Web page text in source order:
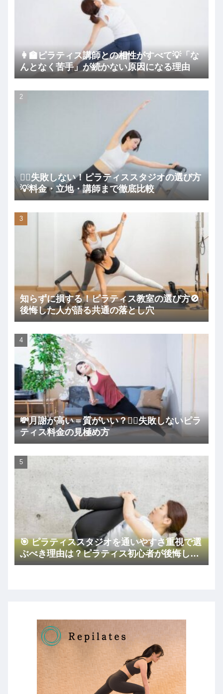
👩‍🏫ピラティス講師との相性がすべて💡「な
んとなく苦手」が続かない原因になる理由
🧘‍♀️失敗しない！ピラティススタジオの選び方
💡料金・立地・講師まで徹底比較
知らずに損する！ピラティス教室の選び方🚫
後悔した人が語る共通の落とし穴
💸月謝が高い＝質がいい？🧘‍♀️失敗しないピラ
ティス料金の見極め方
🎯 ピラティススタジオを通いやすさ重視で選
ぶべき理由は？ピラティス初心者が後悔しな
いコツ🏠